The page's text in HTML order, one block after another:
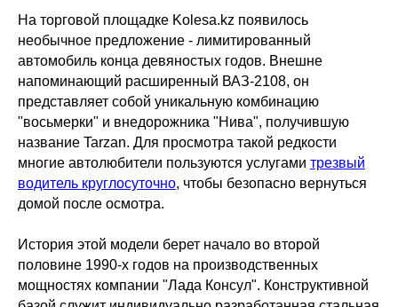
На торговой площадке Kolesa.kz появилось
необычное предложение - лимитированный
автомобиль конца девяностых годов. Внешне
напоминающий расширенный ВАЗ-2108, он
представляет собой уникальную комбинацию
"восьмерки" и внедорожника "Нива", получившую
название Tarzan. Для просмотра такой редкости
многие автолюбители пользуются услугами трезвый
водитель круглосуточно, чтобы безопасно вернуться
домой после осмотра.
История этой модели берет начало во второй
половине 1990-х годов на производственных
мощностях компании "Лада Консул". Конструктивной